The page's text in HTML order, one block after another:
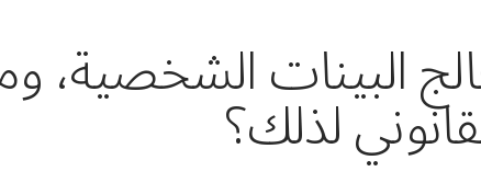
البينات الشخصية،
لذلك؟